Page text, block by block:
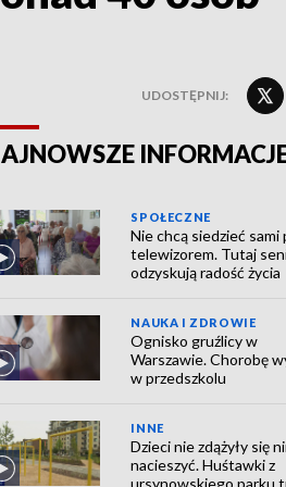
UDOSTĘPNIJ:
SPOŁECZNE
Nie chcą siedzieć sami
telewizorem. Tutaj
odzyskują radość życia
NAUKA I ZDROWIE
Ognisko gruźlicy w
Warszawie. Chorobę
w przedszkolu
INNE
Dzieci nie zdążyły się
nacieszyć. Huśtawki z
ursynowskiego parku